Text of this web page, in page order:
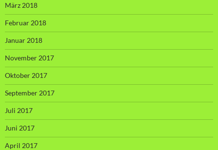
März 2018
Februar 2018
Januar 2018
November 2017
Oktober 2017
September 2017
Juli 2017
Juni 2017
April 2017